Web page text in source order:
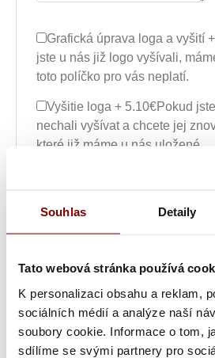
Souhlas Detaily
Tato webová stránka používá
K personalizaci obsahu a reklam,
sociálních médií a analýze naší
soubory cookie. Informace o tom,
sdílíme se svými partnery pro
Grafická úprava loga a vyšití
jste u nás již logo vyšívali,
toto políčko pro vás neplatí.
Vyšitie loga + 5.10€Pokud
nechali vyšívat a chcete jej
které již máme u nás uložené.
uložené a toto políčko pre vás
pracovnej pozície.
Vyšitie loga a textu (bez
10.20€Ak ste si u nás už logo